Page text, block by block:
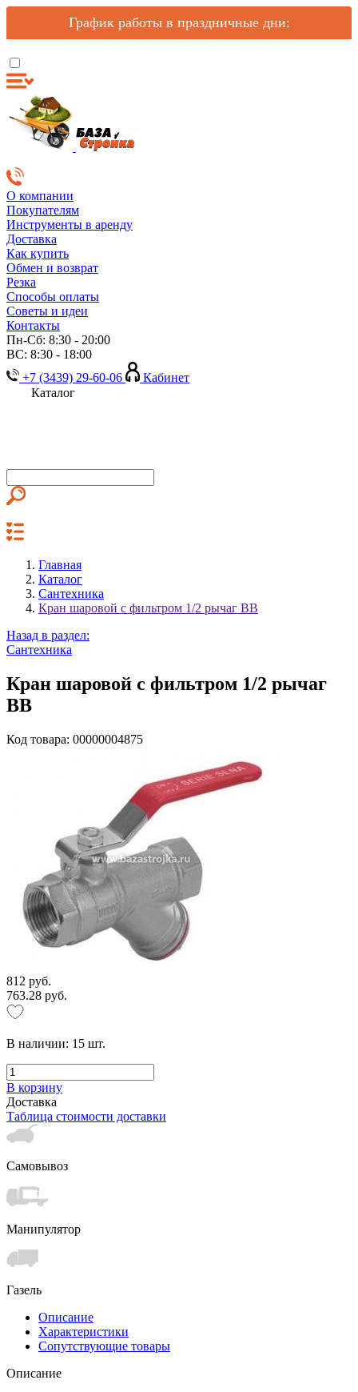
График работы в праздничные дни:
О компании
Покупателям
Инструменты в аренду
Доставка
Как купить
Обмен и возврат
Резка
Способы оплаты
Советы и идеи
Контакты
Пн-Сб: 8:30 - 20:00
ВС: 8:30 - 18:00
+7 (3439) 29-60-06
Кабинет
Каталог
Главная
Каталог
Сантехника
Кран шаровой с фильтром 1/2 рычаг ВВ
Назад в раздел:
Сантехника
Кран шаровой с фильтром 1/2 рычаг
ВВ
Код товара: 00000004875
812 руб.
763.28 руб.
В наличии: 15 шт.
В корзину
Доставка
Таблица стоимости доставки
Самовывоз
Манипулятор
Газель
Описание
Характеристики
Сопутствующие товары
Описание